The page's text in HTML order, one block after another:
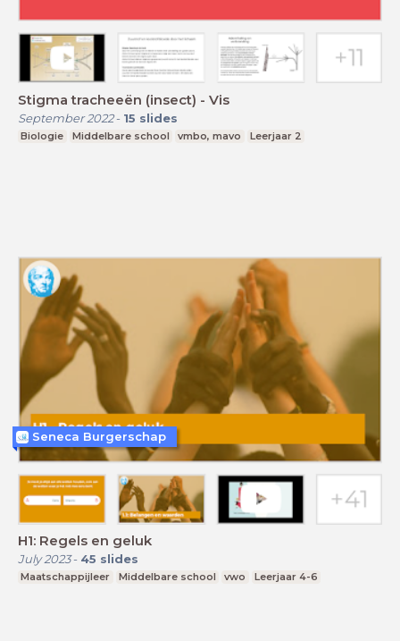
Stigma tracheeën (insect) - Vis
September 2022- 15 slides
Biologie Middelbare school vmbo, mavo Leerjaar 2
H1: Regels en geluk
July 2023- 45 slides
Maatschappijleer Middelbare school vwo Leerjaar 4-6
Seneca Burgerschap